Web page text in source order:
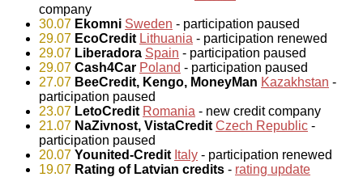
company
30.07 Ekomni Sweden - participation paused
29.07 EcoCredit Lithuania - participation renewed
29.07 Liberadora Spain - participation paused
29.07 Cash4Car Poland - participation paused
27.07 BeeCredit, Kengo, MoneyMan Kazakhstan -
participation paused
23.07 LetoCredit Romania - new credit company
21.07 NaZivnost, VistaCredit Czech Republic -
participation paused
20.07 Younited-Credit Italy - participation renewed
19.07 Rating of Latvian credits - rating update